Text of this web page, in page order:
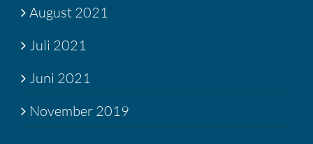
August 2021
Juli 2021
Juni 2021
November 2019